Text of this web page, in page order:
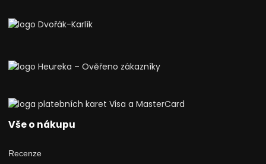
Vše o nákupu
Recenze